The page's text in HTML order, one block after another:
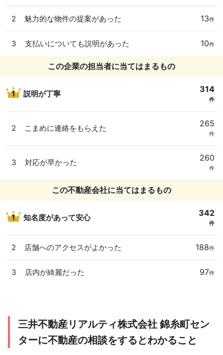
2 魅力的な物件の提案があった 13件
3 支払いについても説明があった 10件
この企業の担当者に当てはまるもの
1 説明が丁寧 314
件
2 こまめに連絡をもらえた 265
件
3 対応が早かった 260
件
この不動産会社に当てはまるもの
1 知名度があって安心 342
件
2 店舗へのアクセスがよかった 188件
3 店内が綺麗だった 97件
三井不動産リアルティ株式会社 錦糸町セン
ターに不動産の相談をするとわかること